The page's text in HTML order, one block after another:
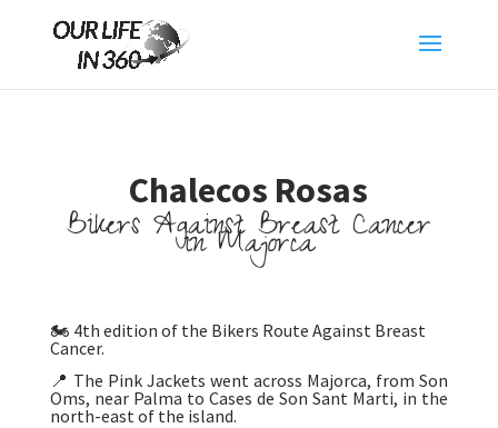
Chalecos Rosas
Bikers Against Breast Cancer
in Majorca
🏍️ 4th edition of the Bikers Route Against Breast
Cancer.
📍 The Pink Jackets went across Majorca, from Son
Oms, near Palma to Cases de Son Sant Marti, in the
north-east of the island.